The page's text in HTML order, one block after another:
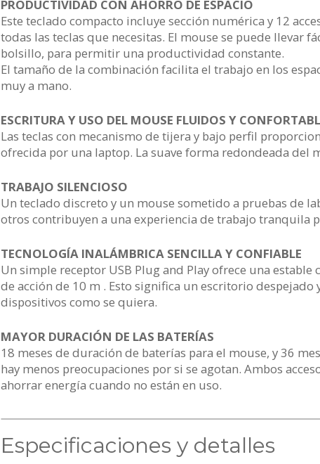
PRODUCTIVIDAD CON AHORRO DE ESPACIO
Este teclado compacto incluye sección numérica y 12
todas las teclas que necesitas. El mouse se puede llevar
bolsillo, para permitir una productividad constante.
El tamaño de la combinación facilita el trabajo en los
muy a mano.
ESCRITURA Y USO DEL MOUSE FLUIDOS Y
Las teclas con mecanismo de tijera y bajo perfil
ofrecida por una laptop. La suave forma redondeada del
TRABAJO SILENCIOSO
Un teclado discreto y un mouse sometido a pruebas de
otros contribuyen a una experiencia de trabajo tranquila
TECNOLOGÍA INALÁMBRICA SENCILLA Y CONFIABLE
Un simple receptor USB Plug and Play ofrece una
de acción de 10 m . Esto significa un escritorio
dispositivos como se quiera.
MAYOR DURACIÓN DE LAS BATERÍAS
18 meses de duración de baterías para el mouse, y 36
hay menos preocupaciones por si se agotan. Ambos
ahorrar energía cuando no están en uso.
Especificaciones y detalles